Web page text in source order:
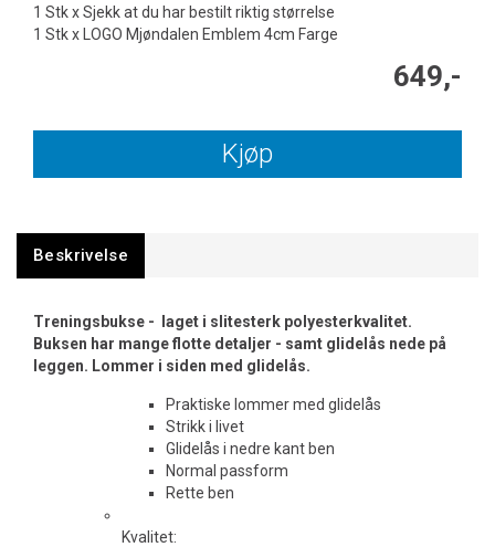
1 Stk x Sjekk at du har bestilt riktig størrelse
1 Stk x LOGO Mjøndalen Emblem 4cm Farge
649,-
Kjøp
Beskrivelse
Treningsbukse - laget i slitesterk polyesterkvalitet.
Buksen har mange flotte detaljer - samt glidelås nede på
leggen. Lommer i siden med glidelås.
Praktiske lommer med glidelås
Strikk i livet
Glidelås i nedre kant ben
Normal passform
Rette ben
Kvalitet: